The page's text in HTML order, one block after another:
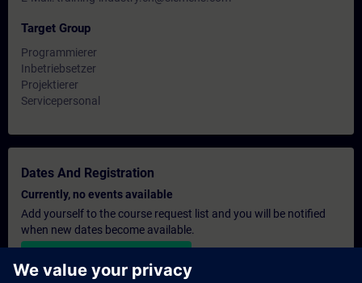
Target Group
Programmierer
Inbetriebsetzer
Projektierer
Servicepersonal
Dates And Registration
Currently, no events available
Add yourself to the course request list and you will be notified
when new dates become available.